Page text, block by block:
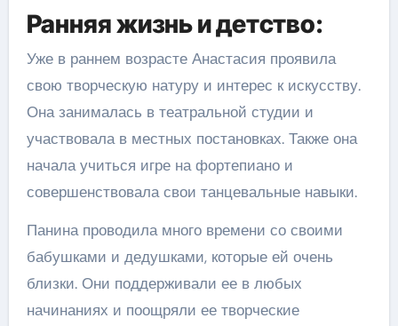
Ранняя жизнь и детство:
Уже в раннем возрасте Анастасия проявила
свою творческую натуру и интерес к искусству.
Она занималась в театральной студии и
участвовала в местных постановках. Также она
начала учиться игре на фортепиано и
совершенствовала свои танцевальные навыки.
Панина проводила много времени со своими
бабушками и дедушками, которые ей очень
близки. Они поддерживали ее в любых
начинаниях и поощряли ее творческие